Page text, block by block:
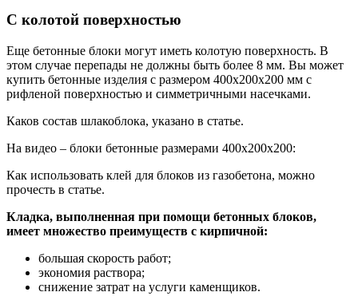
С колотой поверхностью
Еще бетонные блоки могут иметь колотую поверхность. В
этом случае перепады не должны быть более 8 мм. Вы может
купить бетонные изделия с размером 400х200х200 мм с
рифленой поверхностью и симметричными насечками.
Каков состав шлакоблока, указано в статье.
На видео – блоки бетонные размерами 400х200х200:
Как использовать клей для блоков из газобетона, можно
прочесть в статье.
Кладка, выполненная при помощи бетонных блоков,
имеет множество преимуществ с кирпичной:
большая скорость работ;
экономия раствора;
снижение затрат на услуги каменщиков.